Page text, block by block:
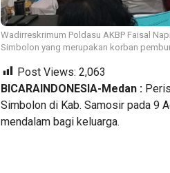
Wadirreskrimum Poldasu AKBP Faisal
Simbolon yang merupakan korban
Post Views: 2,063
BICARAINDONESIA-Medan :
Simbolon di Kab. Samosir pada 9
mendalam bagi keluarga.